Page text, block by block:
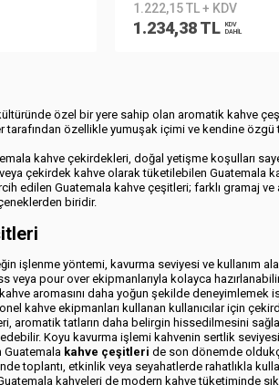
1.222,15 TL + KDV
1.234,38 TL
KDV
DAHİL
özel bir yere sahip olan aromatik kahve
tarafından özellikle yumuşak içimi ve kendine
kahve çekirdekleri, doğal yetişme koşulları
çekirdek kahve olarak tüketilebilen Guatemala
edilen Guatemala kahve çeşitleri; farklı gramaj
biridir.
işlenme yöntemi, kavurma seviyesi ve kullanım
veya pour over ekipmanlarıyla kolayca
aromasını daha yoğun şekilde
kahve ekipmanları kullanan kullanıcılar için
aromatik tatların daha belirgin hissedilmesini
Koyu kavurma işlemi kahvenin sertlik
Guatemala kahve çeşitleri de son dönemde
toplantı, etkinlik veya seyahatlerde rahatlıkla
kahveleri de modern kahve tüketiminde